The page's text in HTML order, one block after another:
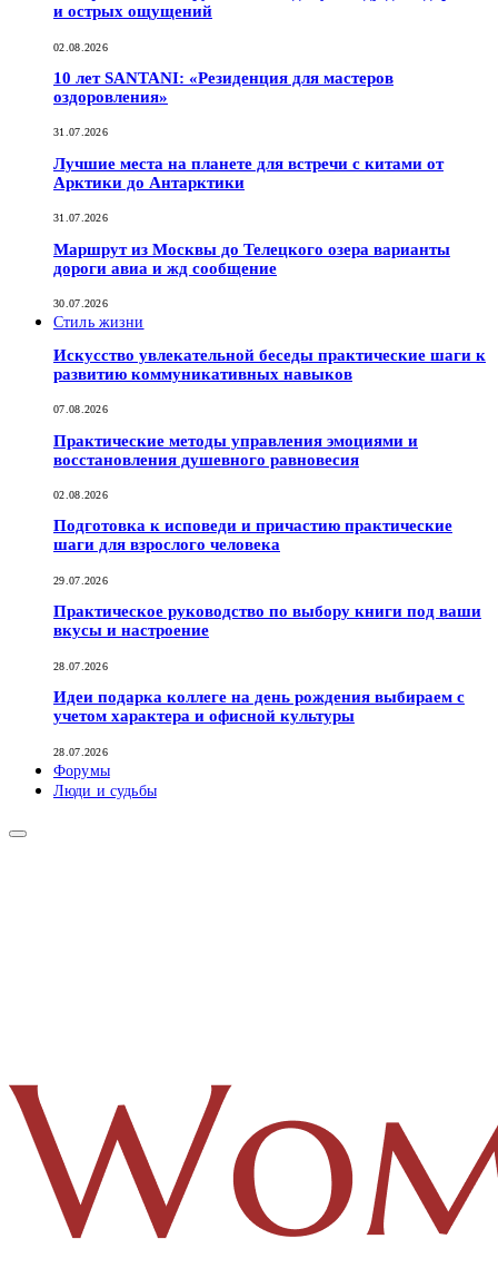
и острых ощущений
02.08.2026
10 лет SANTANI: «Резиденция для мастеров
оздоровления»
31.07.2026
Лучшие места на планете для встречи с китами от
Арктики до Антарктики
31.07.2026
Маршрут из Москвы до Телецкого озера варианты
дороги авиа и жд сообщение
30.07.2026
Стиль жизни
Искусство увлекательной беседы практические шаги к
развитию коммуникативных навыков
07.08.2026
Практические методы управления эмоциями и
восстановления душевного равновесия
02.08.2026
Подготовка к исповеди и причастию практические
шаги для взрослого человека
29.07.2026
Практическое руководство по выбору книги под ваши
вкусы и настроение
28.07.2026
Идеи подарка коллеге на день рождения выбираем с
учетом характера и офисной культуры
28.07.2026
Форумы
Люди и судьбы